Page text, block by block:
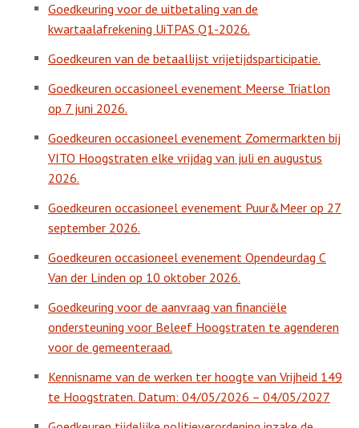
Goedkeuring voor de uitbetaling van de
kwartaalafrekening UiTPAS Q1-2026.
Goedkeuren van de betaallijst vrijetijdsparticipatie.
Goedkeuren occasioneel evenement Meerse Triatlon
op 7 juni 2026.
Goedkeuren occasioneel evenement Zomermarkten bij
VITO Hoogstraten elke vrijdag van juli en augustus
2026.
Goedkeuren occasioneel evenement Puur&Meer op 27
september 2026.
Goedkeuren occasioneel evenement Opendeurdag C
Van der Linden op 10 oktober 2026.
Goedkeuring voor de aanvraag van financiële
ondersteuning voor Beleef Hoogstraten te agenderen
voor de gemeenteraad.
Kennisname van de werken ter hoogte van Vrijheid 149
te Hoogstraten. Datum: 04/05/2026 – 04/05/2027